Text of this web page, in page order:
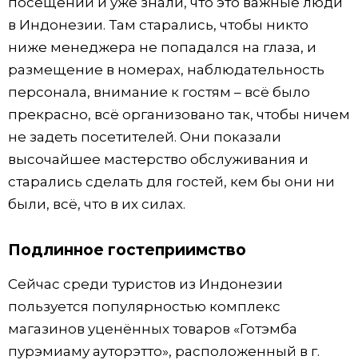
в Индонезии. Там старались, чтобы никто
ниже менеджера не попадался на глаза, и
размещение в номерах, наблюдательность
персонала, внимание к гостям – всё было
прекрасно, всё организовано так, чтобы ничем
не задеть посетителей. Они показали
высочайшее мастерство обслуживания и
старались сделать для гостей, кем бы они ни
были, всё, что в их силах.
Подлинное гостеприимство
Сейчас среди туристов из Индонезии
пользуется популярностью комплекс
магазинов уценённых товаров «Готэмба
пурэмиаму ауторэтто», расположенный в г.